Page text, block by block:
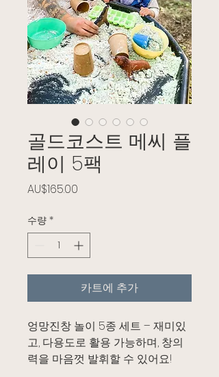
골드코스트 메씨 플
레이 5팩
AU$165.00
수량 *
카트에 추가
엉망진창 놀이 5종 세트 – 재미있
고, 다용도로 활용 가능하며, 창의
력을 마음껏 발휘할 수 있어요!